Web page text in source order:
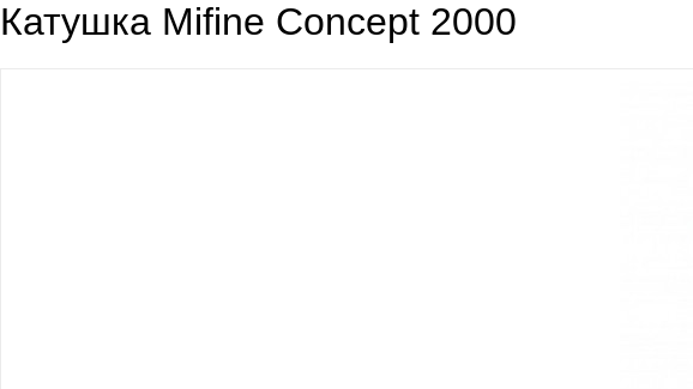
Катушка Mifine Concept 2000